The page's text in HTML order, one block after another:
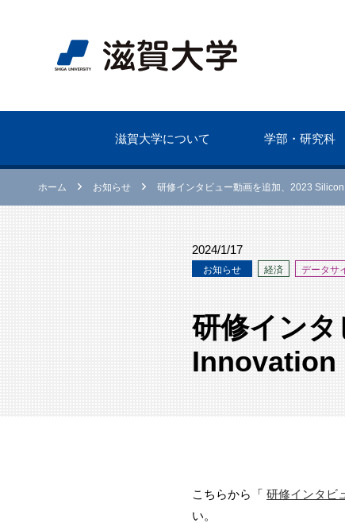
滋賀⼤学について 学部・研究科
ホーム お知らせ 研修インタビュー動画を追加、2023
2024/1/17
お知らせ 経済 データサ
研修イン
Innovation
こちらから「 研修インタビ
い。